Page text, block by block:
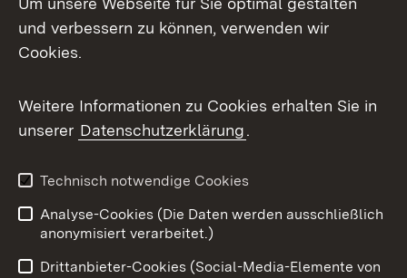
Mastodon
Messenger
Social Wall
X / Twitter
Youtube
und verbessern zu können, verwenden wir
Cookies.
Weitere Informationen zu Cookies erhalten Sie in
unserer Datenschutzerklärung.
Technisch notwendige Cookies
Analyse-Cookies (Die Daten werden ausschließlich
anonymisiert verarbeitet.)
Drittanbieter-Cookies (Social-Media-Elemente von